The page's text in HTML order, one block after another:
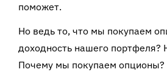
поможет.
Но ведь то, что мы покупаем
доходность нашего портфеля?
Почему мы покупаем опционы?